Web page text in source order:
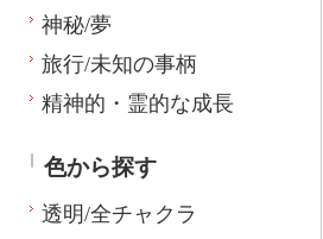
神秘/夢
旅行/未知の事柄
精神的・霊的な成長
色から探す
透明/全チャクラ